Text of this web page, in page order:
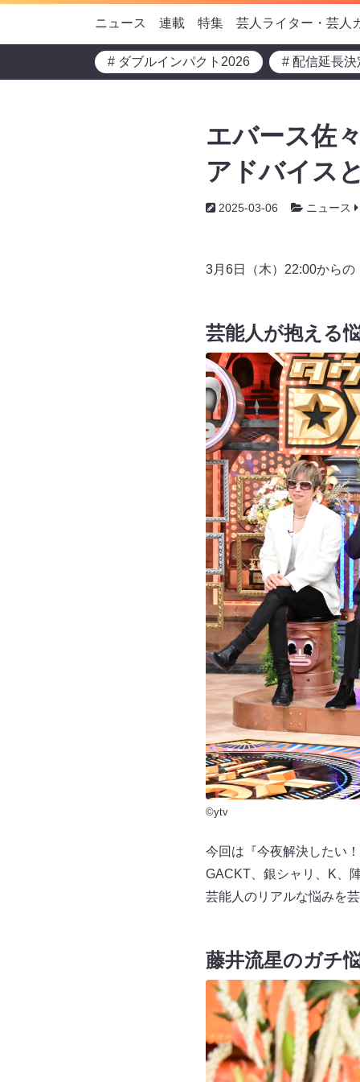
ニュース 連載 特集 芸人ライター・芸人
# ダブルインパクト2026 # 配信延長決
エバース佐
アドバイス
2025-03-06 ニュース
3月6日（木）22:00から
芸能人が抱える
©ytv
今回は『今夜解決したい
GACKT、銀シャリ、K、
芸能人のリアルな悩みを
藤井流星のガチ